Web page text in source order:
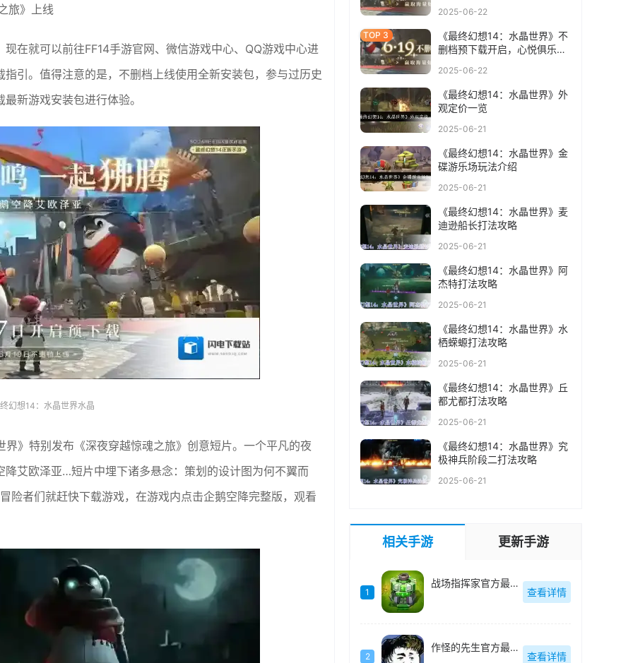
旅》上线
在就可以前往FF14手游官网、微信游戏中心、QQ游戏中心进
引。值得注意的是，不删档上线使用全新安装包，参与过历史
新游戏安装包进行体验。
幻想14：水晶世界水晶
》特别发布《深夜穿越惊魂之旅》创意短片。一个平凡的夜
艾欧泽亚…短片中埋下诸多悬念：策划的设计图为何不翼而
险者们就赶快下载游戏，在游戏内点击企鹅空降完整版，观看
好礼
2025-06-22
《最终幻想14：水晶世界》不
删档预下载开启，心悦俱乐部
好礼
2025-06-22
《最终幻想14：水晶世界》外
观定价一览
2025-06-21
《最终幻想14：水晶世界》金
碟游乐场玩法介绍
2025-06-21
《最终幻想14：水晶世界》麦
迪逊船长打法攻略
2025-06-21
《最终幻想14：水晶世界》阿
杰特打法攻略
2025-06-21
《最终幻想14：水晶世界》水
栖蝾螈打法攻略
2025-06-21
《最终幻想14：水晶世界》丘
都尤都打法攻略
2025-06-21
《最终幻想14：水晶世界》究
极神兵阶段二打法攻略
2025-06-21
相关手游 更新手游
1
战场指挥家官方最新版
查看详情
2
作怪的先生官方最新版
查看详情